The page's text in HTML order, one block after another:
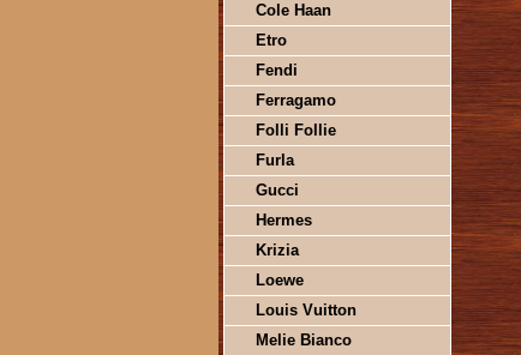
Cole Haan
Etro
Fendi
Ferragamo
Folli Follie
Furla
Gucci
Hermes
Krizia
Loewe
Louis Vuitton
Melie Bianco